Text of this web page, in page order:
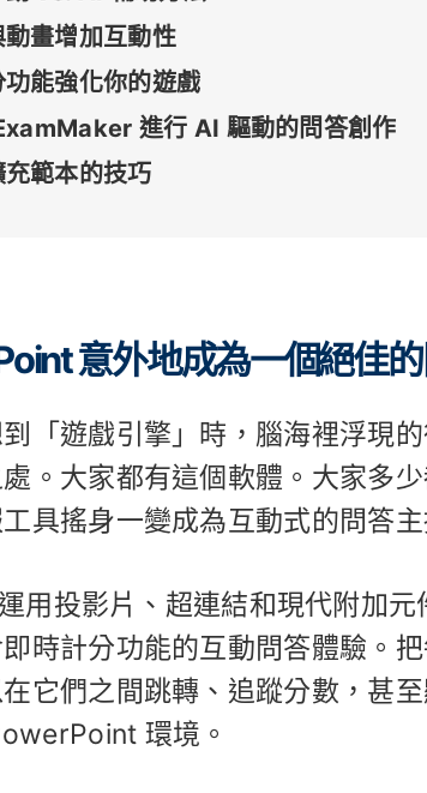
畫增加互動性
能強化你的遊戲
進行 AI 驅動的問答創作
範本的技巧
意外地成為一個絕佳
「遊戲引擎」時，腦海裡浮現
。大家都有這個軟體。大家多
具搖身一變成為互動式的問答主
用投影片、超連結和現代附加
時計分功能的互動問答體驗。
它們之間跳轉、追蹤分數，甚
環境。